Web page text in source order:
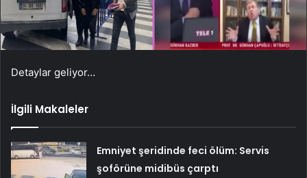
Detaylar geliyor…
İlgili Makaleler
Emniyet şeridinde feci ölüm: Servis
şoförüne midibüs çarptı